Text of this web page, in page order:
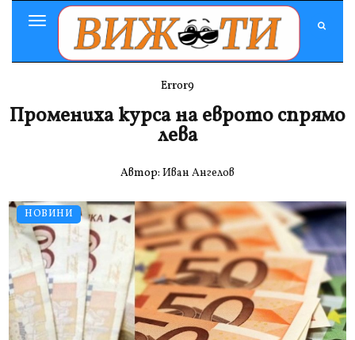
Toggle
Navigation
НОВИНИ
Error9
Промениха курса на еврото спрямо
лева
Автор: Иван Ангелов